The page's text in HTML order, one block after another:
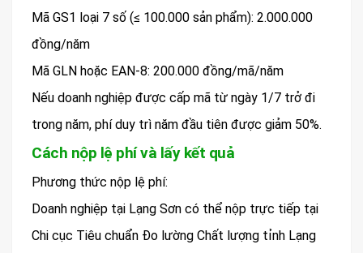
Mã GS1 loại 7 số (≤ 100.000 sản phẩm): 2.000.000
đồng/năm
Mã GLN hoặc EAN-8: 200.000 đồng/mã/năm
Nếu doanh nghiệp được cấp mã từ ngày 1/7 trở đi
trong năm, phí duy trì năm đầu tiên được giảm 50%.
Cách nộp lệ phí và lấy kết quả
Phương thức nộp lệ phí:
Doanh nghiệp tại Lạng Sơn có thể nộp trực tiếp tại
Chi cục Tiêu chuẩn Đo lường Chất lượng tỉnh Lạng